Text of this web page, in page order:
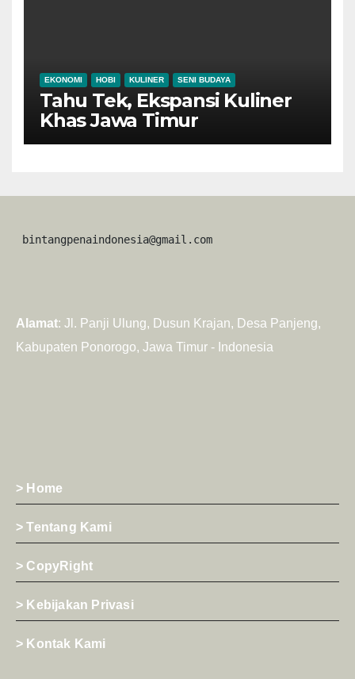
EKONOMI HOBI KULINER SENI BUDAYA
Tahu Tek, Ekspansi Kuliner
Khas Jawa Timur
bintangpenaindonesia@gmail.com
Alamat: Jl. Panji Ulung, Dusun Krajan, Desa Panjeng,
Kabupaten Ponorogo, Jawa Timur - Indonesia
> Home
> Tentang Kami
> CopyRight
> Kebijakan Privasi
> Kontak Kami